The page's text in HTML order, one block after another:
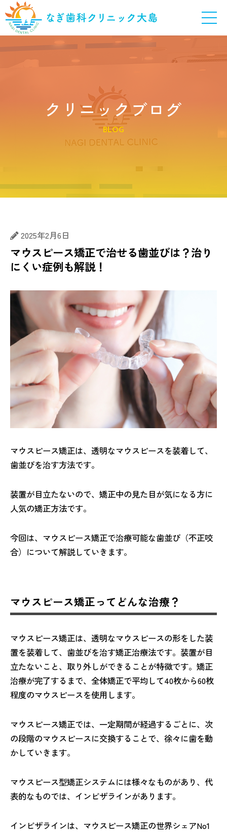
クリニックブログ
BLOG
2025年2月6日
マウスピース矯正で治せる歯並びは？治り
にくい症例も解説！
マウスピース矯正は、透明なマウスピースを装着して、
歯並びを治す方法です。
装置が目立たないので、矯正中の見た目が気になる方に
人気の矯正方法です。
今回は、マウスピース矯正で治療可能な歯並び（不正咬
合）について解説していきます。
マウスピース矯正ってどんな治療？
マウスピース矯正は、透明なマウスピースの形をした装
置を装着して、歯並びを治す矯正治療法です。装置が目
立たないこと、取り外しができることが特徴です。矯正
治療が完了するまで、全体矯正で平均して40枚から60枚
程度のマウスピースを使用します。
マウスピース矯正では、一定期間が経過するごとに、次
の段階のマウスピースに交換することで、徐々に歯を動
かしていきます。
マウスピース型矯正システムには様々なものがあり、代
表的なものでは、インビザラインがあります。
インビザラインは、マウスピース矯正の世界シェアNo1